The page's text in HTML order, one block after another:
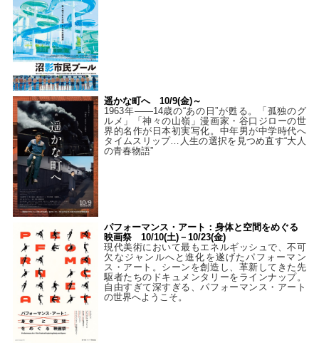
遥かな町へ 10/9(金)～
1963年――14歳の“あの日”が甦る。「孤独のグ
ルメ」「神々の山嶺」漫画家・谷口ジローの世
界的名作が日本初実写化。中年男が中学時代へ
タイムスリップ…人生の選択を見つめ直す“大人
の青春物語”
パフォーマンス・アート：身体と空間をめぐる
映画祭 10/10(土)－10/23(金)
現代美術において最もエネルギッシュで、不可
欠なジャンルへと進化を遂げたパフォーマン
ス・アート。シーンを創造し、革新してきた先
駆者たちのドキュメンタリーをラインナップ。
自由すぎて深すぎる、パフォーマンス・アート
の世界へようこそ。